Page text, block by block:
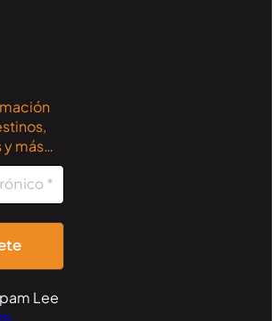
más…
Lee